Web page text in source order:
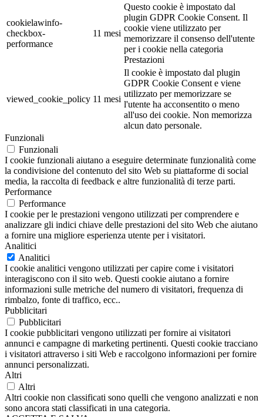
cookielawinfo-
checkbox-
performance
11 mesi
Questo cookie è impostato dal
plugin GDPR Cookie Consent. Il
cookie viene utilizzato per
memorizzare il consenso dell'utente
per i cookie nella categoria
Prestazioni
viewed_cookie_policy 11 mesi
Il cookie è impostato dal plugin
GDPR Cookie Consent e viene
utilizzato per memorizzare se
l'utente ha acconsentito o meno
all'uso dei cookie. Non memorizza
alcun dato personale.
Funzionali
Funzionali
I cookie funzionali aiutano a eseguire determinate funzionalità come
la condivisione del contenuto del sito Web su piattaforme di social
media, la raccolta di feedback e altre funzionalità di terze parti.
Performance
Performance
I cookie per le prestazioni vengono utilizzati per comprendere e
analizzare gli indici chiave delle prestazioni del sito Web che aiutano
a fornire una migliore esperienza utente per i visitatori.
Analitici
Analitici
I cookie analitici vengono utilizzati per capire come i visitatori
interagiscono con il sito web. Questi cookie aiutano a fornire
informazioni sulle metriche del numero di visitatori, frequenza di
rimbalzo, fonte di traffico, ecc..
Pubblicitari
Pubblicitari
I cookie pubblicitari vengono utilizzati per fornire ai visitatori
annunci e campagne di marketing pertinenti. Questi cookie tracciano
i visitatori attraverso i siti Web e raccolgono informazioni per fornire
annunci personalizzati.
Altri
Altri
Altri cookie non classificati sono quelli che vengono analizzati e non
sono ancora stati classificati in una categoria.